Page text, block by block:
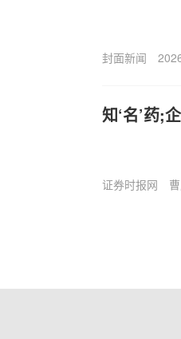
封面新闻
知‘名’药;
证券时报网